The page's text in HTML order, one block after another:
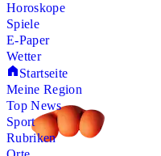
Horoskope
Spiele
E-Paper
Wetter
Startseite
Meine Region
Top News
Sport
Rubriken